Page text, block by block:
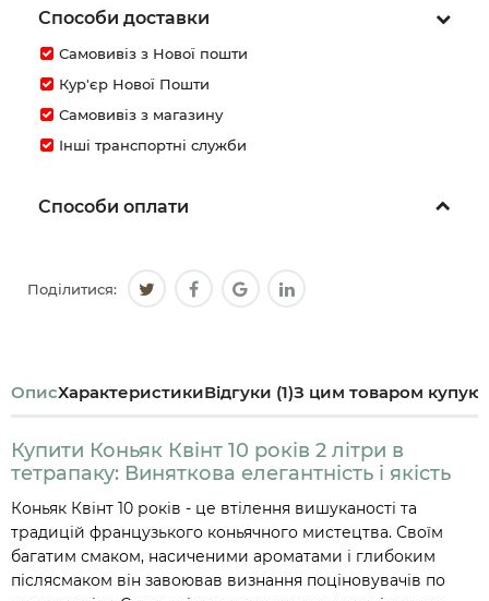
Способи доставки
Самовивіз з Нової пошти
Кур'єр Нової Пошти
Самовивіз з магазину
Інші транспортні служби
Способи оплати
Поділитися:
ОписХарактеристикиВідгуки (1)З цим товаром
Купити Коньяк Квінт 10 років 2 літри в
тетрапаку: Виняткова елегантність і якість
Коньяк Квінт 10 років - це втілення вишуканості та
традицій французького коньячного мистецтва. Своїм
багатим смаком, насиченими ароматами і глибоким
післясмаком він завоював визнання поціновувачів по